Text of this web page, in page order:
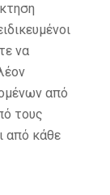
να
από
τους
από κάθε